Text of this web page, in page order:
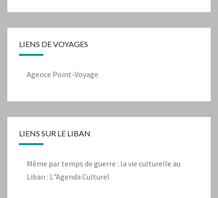
LIENS DE VOYAGES
Agence Point-Voyage
LIENS SUR LE LIBAN
Même par temps de guerre : la vie culturelle au
Liban : L"Agenda Culturel